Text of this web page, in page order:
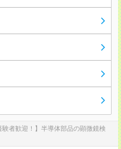
験者歓迎！】半導体部品の顕微鏡検